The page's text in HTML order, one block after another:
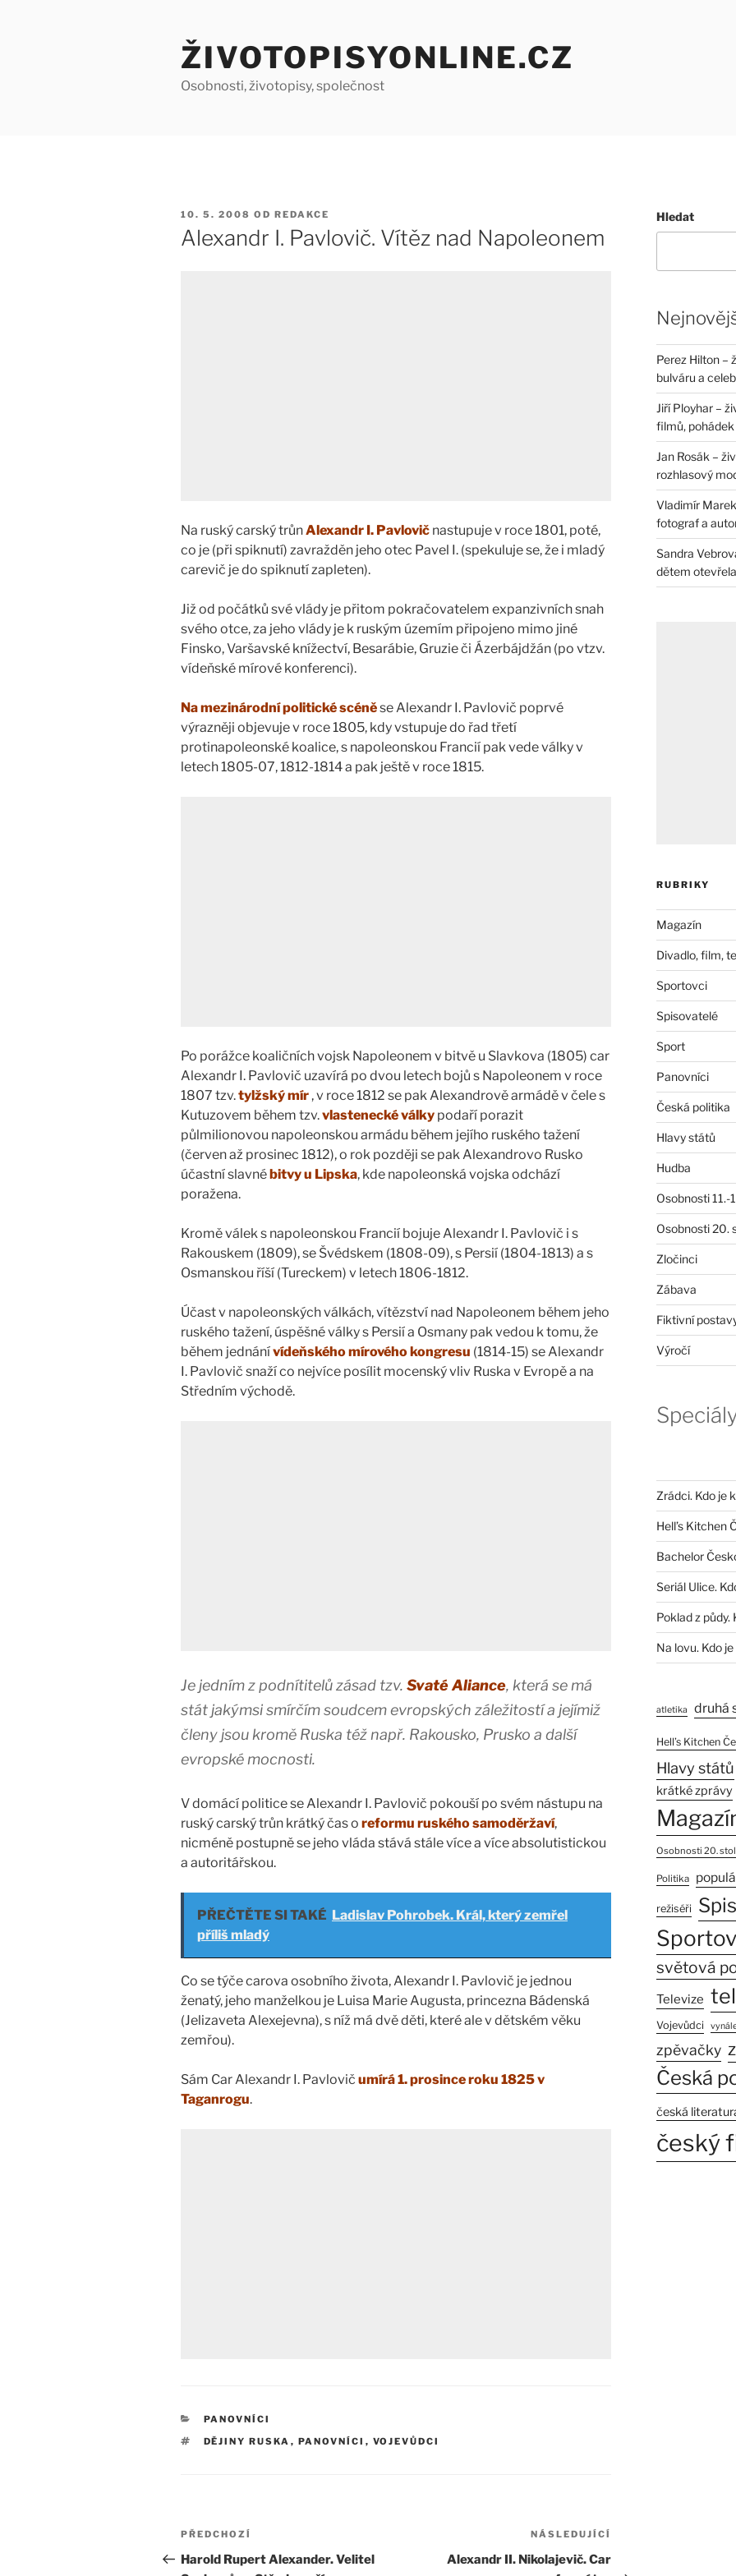
ŽIVOTOPISYONLINE.CZ
Osobnosti, životopisy, společnost
PUBLIKOVÁNO
10. 5. 2008 OD REDAKCE
Alexandr I. Pavlovič. Vítěz nad Napoleonem
Na ruský carský trůnAlexandr I. Pavlovič nastupuje v roce 1801, poté,
co je (při spiknutí) zavražděn jeho otec Pavel I. (spekuluje se, že i mladý
carevič je do spiknutí zapleten).
Již od počátků své vlády je přitom pokračovatelem expanzivních snah
svého otce, za jeho vlády je k ruským územím připojeno mimo jiné
Finsko, Varšavské knížectví, Besarábie, Gruzie či Ázerbájdžán (po vtzv.
vídeňské mírové konferenci).
Na mezinárodní politické scéněse Alexandr I. Pavlovič poprvé
výrazněji objevuje v roce 1805, kdy vstupuje do řad třetí
protinapoleonské koalice, s napoleonskou Francií pak vede války v
letech 1805-07, 1812-1814 a pak ještě v roce 1815.
Po porážce koaličních vojsk Napoleonem v bitvě u Slavkova (1805) car
Alexandr I. Pavlovič uzavírá po dvou letech bojů s Napoleonem v roce
1807 tzv.tylžský mír , v roce 1812 se pak Alexandrově armádě v čele s
Kutuzovem během tzv.vlastenecké války podaří porazit
půlmilionovou napoleonskou armádu během jejího ruského tažení
(červen až prosinec 1812), o rok později se pak Alexandrovo Rusko
účastní slavné bitvy u Lipska, kde napoleonská vojska odchází
poražena.
Kromě válek s napoleonskou Francií bojuje Alexandr I. Pavlovič i s
Rakouskem (1809), se Švédskem (1808-09), s Persií (1804-1813) a s
Osmanskou říší (Tureckem) v letech 1806-1812.
Účast v napoleonských válkách, vítězství nad Napoleonem během jeho
ruského tažení, úspěšné války s Persií a Osmany pak vedou k tomu, že
během jednánívídeňského mírového kongresu (1814-15) se Alexandr
I. Pavlovič snaží co nejvíce posílit mocenský vliv Ruska v Evropě a na
Středním východě.
Je jedním z podnítitelů zásad tzv. Svaté Aliance, která se má
stát jakýmsi smírčím soudcem evropských záležitostí a jejímiž
členy jsou kromě Ruska též např. Rakousko, Prusko a další
evropské mocnosti.
V domácí politice se Alexandr I. Pavlovič pokouší po svém nástupu na
ruský carský trůn krátký čas o reformu ruského samoděržaví,
nicméně postupně se jeho vláda stává stále více a více absolutistickou
a autoritářskou.
PŘEČTĚTE SI TAKÉ Ladislav Pohrobek. Král, který zemřel
příliš mladý
Co se týče carova osobního života, Alexandr I. Pavlovič je jednou
ženatý, jeho manželkou je Luisa Marie Augusta, princezna Bádenská
(Jelizaveta Alexejevna), s níž má dvě děti, které ale v dětském věku
zemřou).
Sám Car Alexandr I. Pavlovič umírá 1. prosince roku 1825 v
Taganrogu.
RUBRIKY
PANOVNÍCI
ŠTÍTKY
DĚJINY RUSKA , PANOVNÍCI , VOJEVŮDCI
Navigace
pro
Předchozí
příspěvek
PŘEDCHOZÍ
Harold Rupert Alexander. Velitel
příspěvek
NÁSLEDUJÍCÍ
Alexandr II. Nikolajevič. Car
Hledat
Perez Hilton –
bulváru a
Jiří Ployhar –
filmů, pohádek
Jan Rosák –
rozhlasový
Vladimír
fotograf a
Sandra
dětem
RUBRIKY
Magazín
Divadlo, film,
Sportovci
Spisovatelé
Sport
Panovníci
Česká politika
Hlavy států
Hudba
Osobnosti 11.-
Osobnosti 20.
Zločinci
Zábava
Fiktivní
Výročí
Zrádci. Kdo je
Hell’s Kitchen
Bachelor
Seriál Ulice.
Poklad z půdy.
Na lovu. Kdo
atletika druhá
Hell’s Kitchen
Hlavy států
krátké zprávy
Osobnosti 20.
Politika
režiséři
světová
Televize
Vojevůdci
zpěvačky
Česká
česká
český